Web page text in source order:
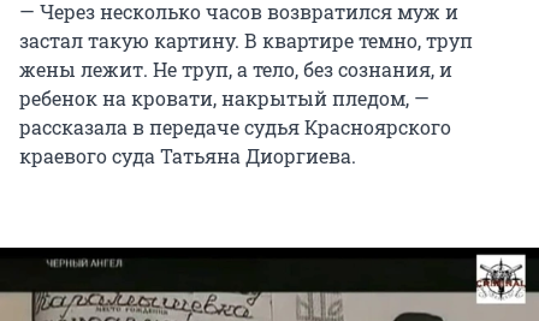
— Через несколько часов возвратился муж и
застал такую картину. В квартире темно, труп
жены лежит. Не труп, а тело, без сознания, и
ребенок на кровати, накрытый пледом, —
рассказала в передаче судья Красноярского
краевого суда Татьяна Диоргиева.